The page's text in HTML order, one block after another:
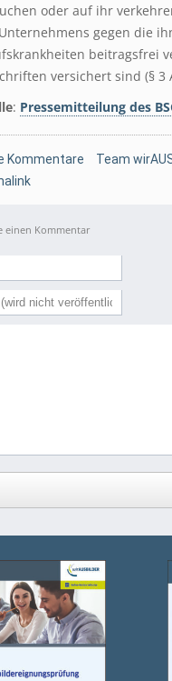
oder auf ihr
gegen die
beitragsfrei
versichert sind (§ 3
: Pressemitteilung des
Kommentare Team
einen Kommentar